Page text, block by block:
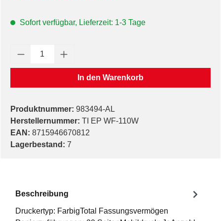
Sofort verfügbar, Lieferzeit: 1-3 Tage
Produkt Anzahl: Gib den gewünschten
In den Warenkorb
Produktnummer: 983494-AL
Herstellernummer: TI EP WF-110W
EAN: 8715946670812
Lagerbestand: 7
Beschreibung
Druckertyp: FarbigTotal Fassungsvermögen